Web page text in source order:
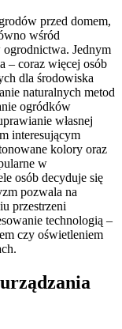
przed domem,
wśród
Jednym
– coraz więcej osób
dla środowiska
naturalnych metod
ogródków
własnej
interesującym
kolory oraz
w
osób decyduje się
pozwala na
przestrzeni
technologią –
czy oświetleniem